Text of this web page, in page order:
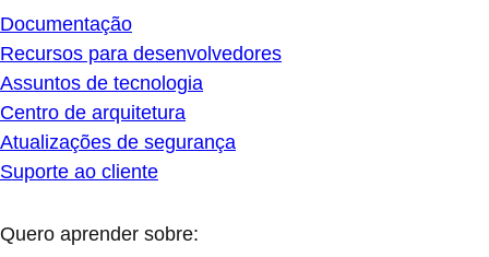
Documentação
Recursos para desenvolvedores
Assuntos de tecnologia
Centro de arquitetura
Atualizações de segurança
Suporte ao cliente
Quero aprender sobre: